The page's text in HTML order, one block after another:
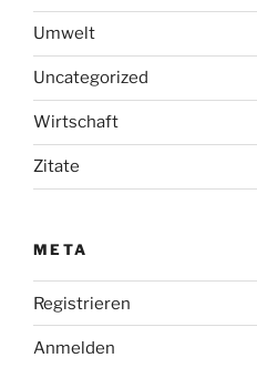
Umwelt
Uncategorized
Wirtschaft
Zitate
META
Registrieren
Anmelden